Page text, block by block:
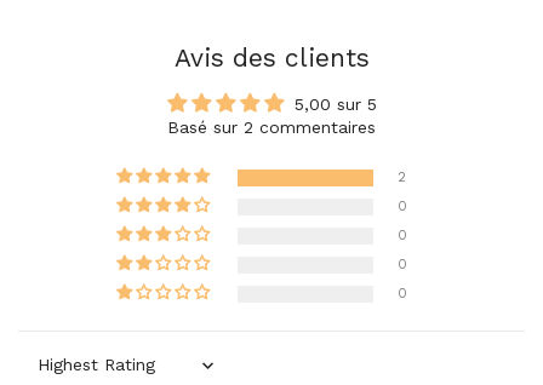
Avis des clients
5,00 sur 5
Basé sur 2 commentaires
2
0
0
0
0
Sort by